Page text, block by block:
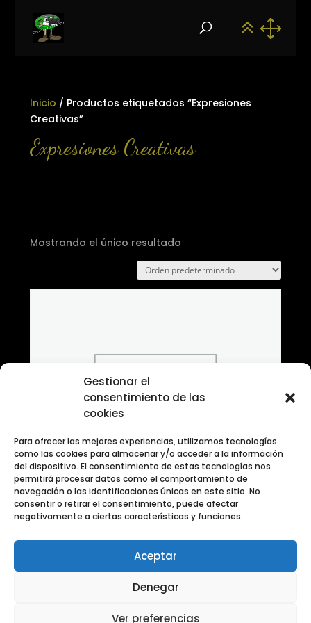
Gestionar el
consentimiento de las
cookies
Para ofrecer las mejores experiencias, utilizamos tecnologías
como las cookies para almacenar y/o acceder a la información
del dispositivo. El consentimiento de estas tecnologías nos
permitirá procesar datos como el comportamiento de
navegación o las identificaciones únicas en este sitio. No
consentir o retirar el consentimiento, puede afectar
negativamente a ciertas características y funciones.
Aceptar
Denegar
Ver preferencias
Inicio / Productos etiquetados “Expresiones
Creativas”
Expresiones Creativas
Mostrando el único resultado
Banco de fotografias Categoria varias